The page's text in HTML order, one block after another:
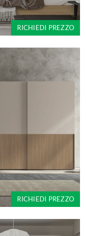
RICHIEDI PREZZO
RICHIEDI PREZZO